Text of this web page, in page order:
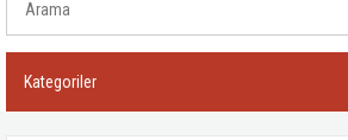
Kategoriler